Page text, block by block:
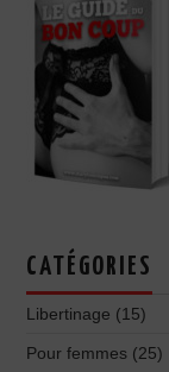
CATÉGORIES
Libertinage (15)
Pour femmes (25)